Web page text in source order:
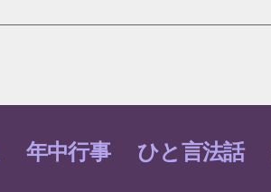
年中行事 ひと言法話